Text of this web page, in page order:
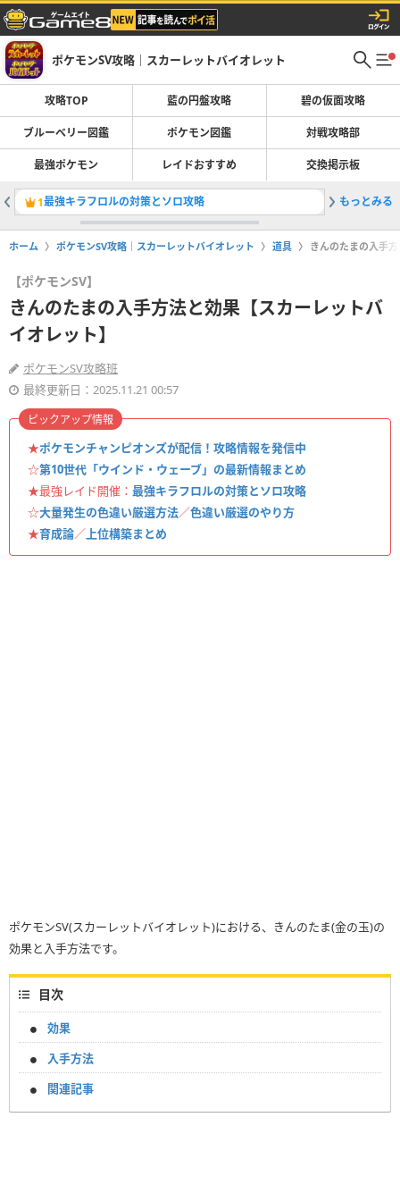
ポケモンSV攻略｜スカーレットバイオレット
攻略TOP 藍の円盤攻略 碧の仮面攻略
ブルーベリー図鑑 ポケモン図鑑 対戦攻略部
最強ポケモン レイドおすすめ 交換掲示板
1最強キラフロルの対策とソロ攻略 2ドラゴ
もっとみる
ホーム ポケモンSV攻略｜スカーレットバイオレット 道具 きんのたまの入手
【ポケモンSV】
きんのたまの入手方法と効果【スカーレットバ
イオレット】
ポケモンSV攻略班
最終更新日：2025.11.21 00:57
★ポケモンチャンピオンズが配信！攻略情報を発信中
☆第10世代「ウインド・ウェーブ」の最新情報まとめ
★最強レイド開催： 最強キラフロルの対策とソロ攻略
☆大量発生の色違い厳選方法／色違い厳選のやり方
★育成論／ 上位構築まとめ
ピックアップ情報
ポケモンSV(スカーレットバイオレット)における、きんのたま(金の玉)の
効果と入手方法です。
目次
効果
入手方法
関連記事